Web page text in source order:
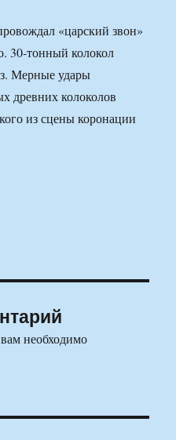
«царский звон»
30-тонный колокол
Мерные удары
древних колоколов
из сцены коронации
необходимо